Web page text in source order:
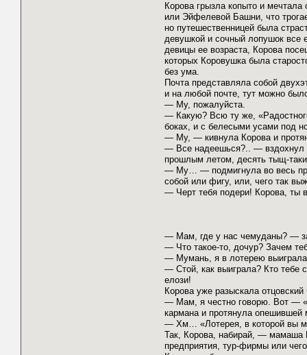
Корова грызла копыто и
или Эйфелевой Башни, что
но путешественницей была
девушкой и сочный лопушок
девицы ее возраста, Корова
которых Коровушка была
без ума.
Почта представляла собой
и на любой почте, тут можно
— Му, пожалуйста.
— Какую? Всю ту же,
боках, и с белесыми усами под
— Му, — кивнула Корова и
— Все надеешься?.. — вздохнул
прошлым летом, десять тыщ-таки
— Му… — подмигнула во весь
собой или фигу, или, чего так
— Черт тебя подери! Корова, ты
— Мам, где у нас чемуданы? —
— Что такое-то, дочур? Зачем
— Мумань, я в лотерею
— Стой, как выиграла? Кто тебе
елози!
Корова уже разыскала
— Мам, я честно говорю. Вот —
кармана и протянула опешившей
— Хм… «Лотерея, в которой вы
Так, Корова, набирай, — мамаша
предприятия, тур-фирмы или